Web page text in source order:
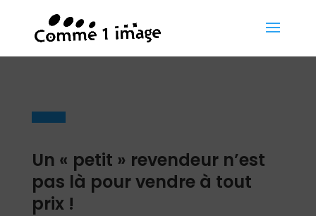
Un « petit » revendeur n’est
pas là pour vendre à tout
prix !